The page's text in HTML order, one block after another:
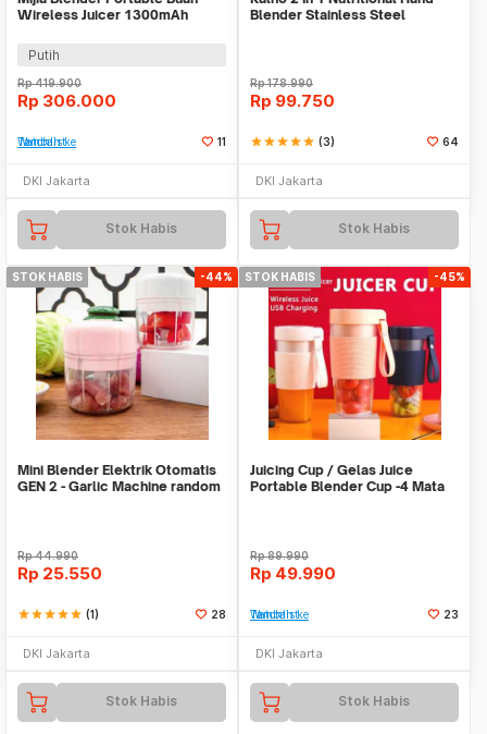
Wireless Juicer 1300mAh
Putih
Rp419.900
Rp 306.000
Tambah ke Watchlist 11
DKI Jakarta
Stok Habis
Blender Stainless Steel
Rp178.990
Rp 99.750
starstarstarstarstar (3) 64
DKI Jakarta
Stok Habis
STOK HABIS -44%
Mini Blender Elektrik Otomatis
GEN 2 - Garlic Machine random
Rp44.990
Rp 25.550
starstarstarstarstar (1) 28
DKI Jakarta
Stok Habis
STOK HABIS -45%
Juicing Cup / Gelas Juice
Portable Blender Cup -4 Mata
Rp89.990
Rp 49.990
Tambah ke Watchlist 23
DKI Jakarta
Stok Habis